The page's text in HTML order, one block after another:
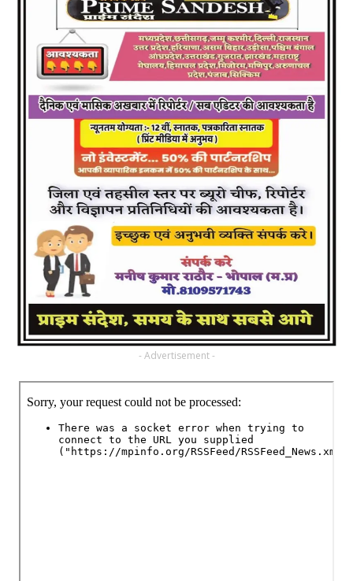
- Advertisement -